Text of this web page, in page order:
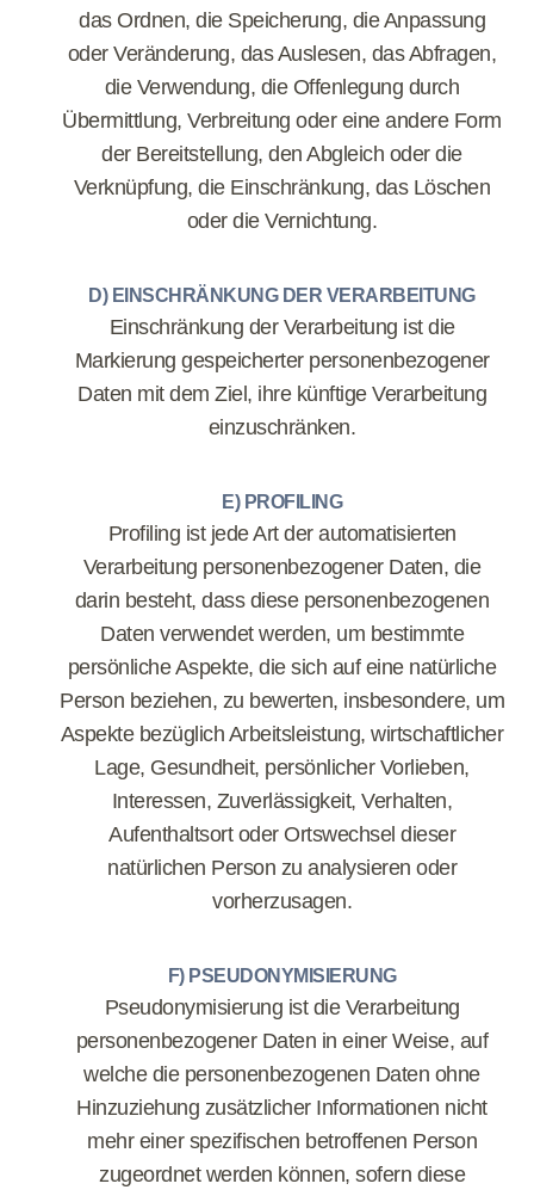
das Ordnen, die Speicherung, die Anpassung
oder Veränderung, das Auslesen, das Abfragen,
die Verwendung, die Offenlegung durch
Übermittlung, Verbreitung oder eine andere Form
der Bereitstellung, den Abgleich oder die
Verknüpfung, die Einschränkung, das Löschen
oder die Vernichtung.
D) EINSCHRÄNKUNG DER VERARBEITUNG
Einschränkung der Verarbeitung ist die
Markierung gespeicherter personenbezogener
Daten mit dem Ziel, ihre künftige Verarbeitung
einzuschränken.
E) PROFILING
Profiling ist jede Art der automatisierten
Verarbeitung personenbezogener Daten, die
darin besteht, dass diese personenbezogenen
Daten verwendet werden, um bestimmte
persönliche Aspekte, die sich auf eine natürliche
Person beziehen, zu bewerten, insbesondere, um
Aspekte bezüglich Arbeitsleistung, wirtschaftlicher
Lage, Gesundheit, persönlicher Vorlieben,
Interessen, Zuverlässigkeit, Verhalten,
Aufenthaltsort oder Ortswechsel dieser
natürlichen Person zu analysieren oder
vorherzusagen.
F) PSEUDONYMISIERUNG
Pseudonymisierung ist die Verarbeitung
personenbezogener Daten in einer Weise, auf
welche die personenbezogenen Daten ohne
Hinzuziehung zusätzlicher Informationen nicht
mehr einer spezifischen betroffenen Person
zugeordnet werden können, sofern diese